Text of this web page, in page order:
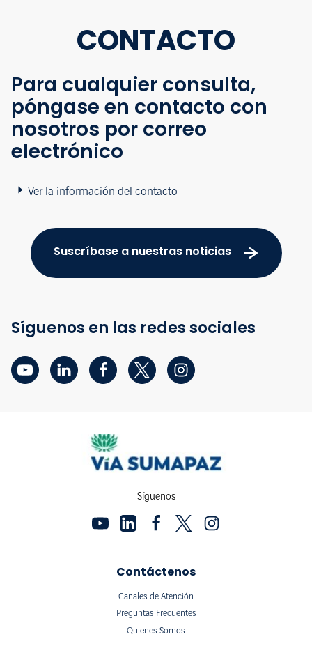
CONTACTO
Para cualquier consulta,
póngase en contacto con
nosotros por correo
electrónico
Ver la información del contacto
Suscríbase a nuestras noticias
Síguenos en las redes sociales
Síguenos
Contáctenos
Canales de Atención
Preguntas Frecuentes
Quienes Somos